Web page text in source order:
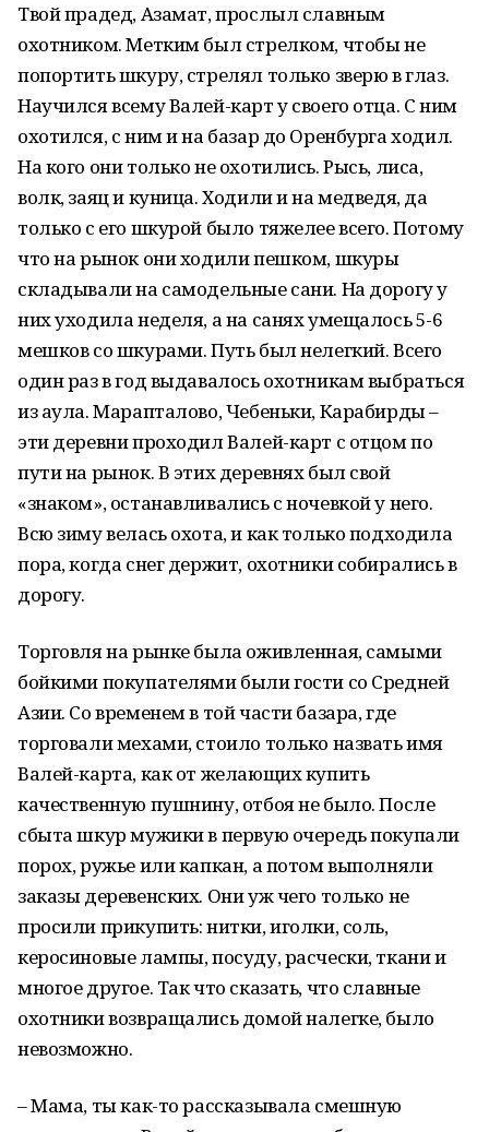
Твой прадед, Азамат, прослыл славным
охотником. Метким был стрелком, чтобы не
попортить шкуру, стрелял только зверю в глаз.
Научился всему Валей-карт у своего отца. С ним
охотился, с ним и на базар до Оренбурга ходил.
На кого они только не охотились. Рысь, лиса,
волк, заяц и куница. Ходили и на медведя, да
только с его шкурой было тяжелее всего. Потому
что на рынок они ходили пешком, шкуры
складывали на самодельные сани. На дорогу у
них уходила неделя, а на санях умещалось 5-6
мешков со шкурами. Путь был нелегкий. Всего
один раз в год выдавалось охотникам выбраться
из аула. Марапталово, Чебеньки, Карабирды –
эти деревни проходил Валей-карт с отцом по
пути на рынок. В этих деревнях был свой
«знаком», останавливались с ночевкой у него.
Всю зиму велась охота, и как только подходила
пора, когда снег держит, охотники собирались в
дорогу.
Торговля на рынке была оживленная, самыми
бойкими покупателями были гости со Средней
Азии. Со временем в той части базара, где
торговали мехами, стоило только назвать имя
Валей-карта, как от желающих купить
качественную пушнину, отбоя не было. После
сбыта шкур мужики в первую очередь покупали
порох, ружье или капкан, а потом выполняли
заказы деревенских. Они уж чего только не
просили прикупить: нитки, иголки, соль,
керосиновые лампы, посуду, расчески, ткани и
многое другое. Так что сказать, что славные
охотники возвращались домой налегке, было
невозможно.
– Мама, ты как-то рассказывала смешную